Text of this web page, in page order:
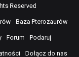
Reserved
Baza Pterozaurów
Forum Podaruj
Dołącz do nas